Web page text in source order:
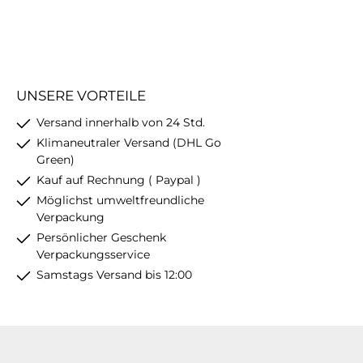
UNSERE VORTEILE
Versand innerhalb von 24 Std.
Klimaneutraler Versand (DHL Go
Green)
Kauf auf Rechnung ( Paypal )
Möglichst umweltfreundliche
Verpackung
Persönlicher Geschenk
Verpackungsservice
Samstags Versand bis 12:00